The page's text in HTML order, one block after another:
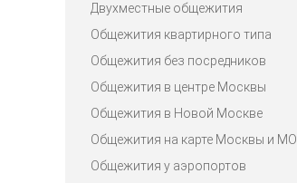
Двухместные общежития
Общежития квартирного типа
Общежития без посредников
Общежития в центре Москвы
Общежития в Новой Москве
Общежития на карте Москвы и МО
Общежития у аэропортов